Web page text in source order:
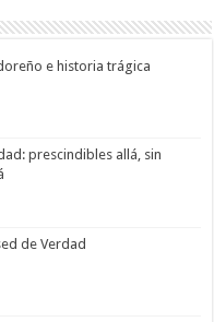
e historia trágica
prescindibles allá, sin
de Verdad